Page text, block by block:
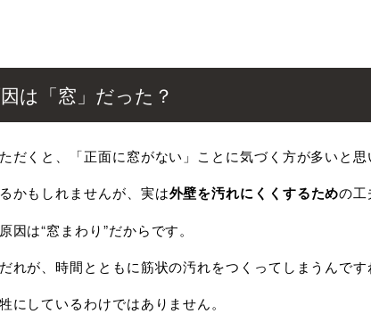
は「窓」だった？
だくと、「正面に窓がない」ことに気づく方が多いと
かもしれませんが、実は外壁を汚れにくくするための
因は“窓まわり”だからです。
れが、時間とともに筋状の汚れをつくってしまうんで
にしているわけではありません。